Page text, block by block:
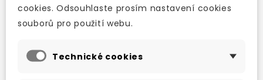
cookies. Odsouhlaste prosím nastavení cookies
souborů pro použití webu.
Technické cookies